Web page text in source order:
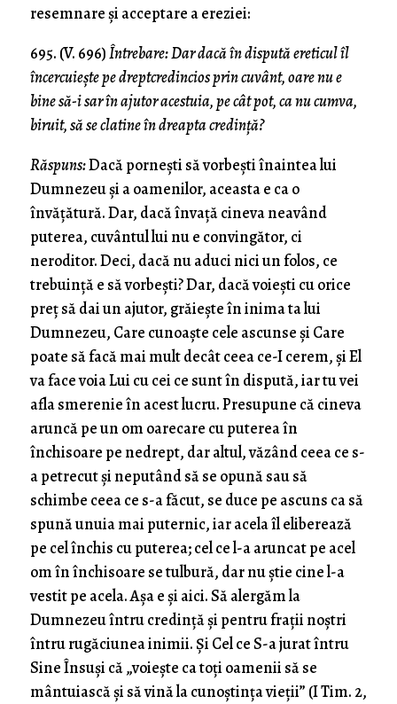
resemnare și acceptare a ereziei:
695. (V. 696)Întrebare: Dar dacă în dispută ereticul îl
încercuieşte pe dreptcredincios prin cuvânt, oare nu e
bine să-i sar în ajutor acestuia, pe cât pot, ca nu cumva,
biruit, să se clatine în dreapta credinţă?
Răspuns:Dacă porneşti să vorbeşti înaintea lui
Dumnezeu şi a oamenilor, aceasta e ca o
învăţătură. Dar, dacă învaţă cineva neavând
puterea, cuvântul lui nu e con­vingător, ci
neroditor. Deci, dacă nu aduci nici un folos, ce
trebuinţă e să vorbeşti? Dar, dacă voieşti cu orice
preţ să dai un ajutor, grăieşte în inima ta lui
Dumnezeu, Care cunoaşte cele ascunse şi Care
poate să facă mai mult decât ceea ce-I cerem, şi El
va face voia Lui cu cei ce sunt în dispută, iar tu vei
afla smerenie în acest lucru. Presu­pune că cineva
aruncă pe un om oarecare cu puterea în
închisoare pe nedrept, dar altul, văzând ceea ce s-
a petrecut şi neputând să se opună sau să
schimbe ceea ce s-a făcut, se duce pe ascuns ca să
spună unuia mai puternic, iar ace­la îl eliberează
pe cel închis cu puterea; cel ce l-a aruncat pe acel
om în închisoare se tulbură, dar nu ştie cine l-a
vestit pe acela. Aşa e şi aici. Să alergăm la
Dumnezeu întru credinţă şi pentru fraţii noştri
întru rugăciunea inimii. Şi Cel ce S-a jurat întru
Sine Însuşi că „voieşte ca toţi oamenii să se
mântuiască şi să vină la cunoştinţa vieţii” (I Tim. 2,